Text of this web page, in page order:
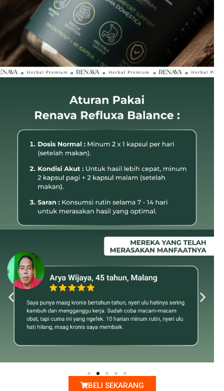
BELI SEKARANG